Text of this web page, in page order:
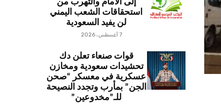
إلى الأمام والتهرب من
استحقاقات الشعب اليمني
لن يفيد السعودية
7 أغسطس، 2026
قوات صنعاء تعلن دك
تحشيدات سعودية ومخازن
عسكرية في معسكر “صحن
الجن” بمأرب وتجدد النصيحة
للـ”مخدوعين”